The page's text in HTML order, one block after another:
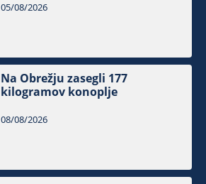
05/08/2026
Na Obrežju zasegli 177
kilogramov konoplje
08/08/2026